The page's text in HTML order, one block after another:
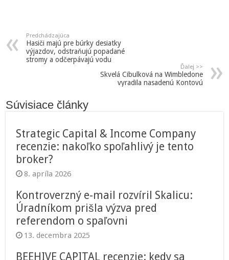
Predchádzajúca
Hasiči majú pre búrky desiatky
výjazdov, odstraňujú popadané
stromy a odčerpávajú vodu
Ďalej >>
Skvelá Cibulková na Wimbledone
vyradila nasadenú Kontovú
Súvisiace články
Strategic Capital & Income Company
recenzie: nakoľko spoľahlivý je tento
broker?
8. apríla 2026
Kontroverzný e-mail rozvíril Skalicu:
Úradníkom prišla výzva pred
referendom o spaľovni
13. decembra 2025
BEEHIVE CAPITAL recenzie: kedy sa